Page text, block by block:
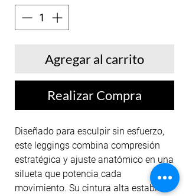
Agregar al carrito
Realizar Compra
Diseñado para esculpir sin esfuerzo,
este leggings combina compresión
estratégica y ajuste anatómico en una
silueta que potencia cada
movimiento. Su cintura alta estabiliza